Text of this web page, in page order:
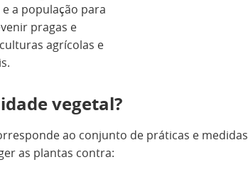
a população para
pragas e
agrícolas e
vegetal?
ao conjunto de práticas e medidas
as plantas contra: